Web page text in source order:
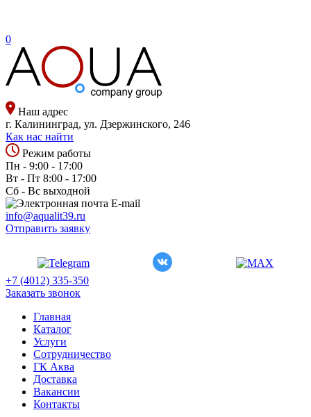
0
Наш адрес
г. Калининград, ул. Дзержинского, 246
Как нас найти
Режим работы
Пн - 9:00 - 17:00
Вт - Пт 8:00 - 17:00
Сб - Вс выходной
E-mail
info@aqualit39.ru
Отправить заявку
+7 (4012) 335-350
Заказать звонок
Главная
Каталог
Услуги
Сотрудничество
ГК Аква
Доставка
Вакансии
Контакты